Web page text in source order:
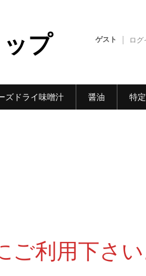
プ ゲスト ログ
ズドライ味噌汁 醤油 特
利用下さい